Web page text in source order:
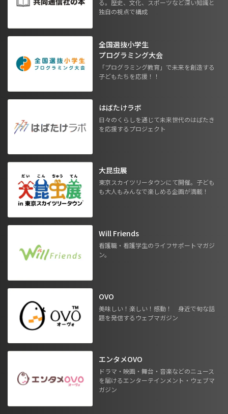
る。歴史、文化、スポーツなど深い知識と
独自の視点で構成
全国選抜小学生
プログラミング大会
「プログラミング教育」で未来を創造する
子どもたちを応援！！
はばたけラボ
日々のくらしを通じて未来世代のはばたき
を応援するプロジェクト
大昆虫展
東京スカイツリータウンにて開催。子ども
も大人もみんなで楽しめる企画が満載！
Will Friends
看護職・看護学生のライフサポートマガジ
ン。
OVO
美味しい！楽しい！感動！ 身近で旬な話
題を発信するウェブマガジン
エンタメOVO
ドラマ・映画・舞台・音楽などのニュース
を届けるエンターテインメント・ウェブマ
ガジン